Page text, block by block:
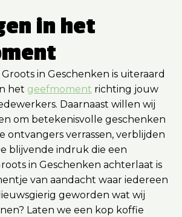
in het
in Geschenken is uiteraard
het geefmoment richting jouw
Daarnaast willen wij
om betekenisvolle geschenken
ontvangers verrassen, verblijden
blijvende indruk die een
in Geschenken achterlaat is
van aandacht waar iedereen
geworden wat wij
Laten we een kop koffie